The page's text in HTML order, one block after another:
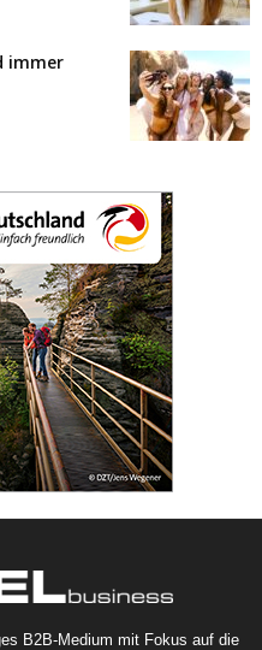
immer
B2B-Medium mit Fokus auf die